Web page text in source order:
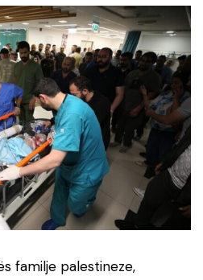
familje palestineze,